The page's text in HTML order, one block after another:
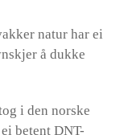
natur har ei
å dukke
i den norske
betent DNT-